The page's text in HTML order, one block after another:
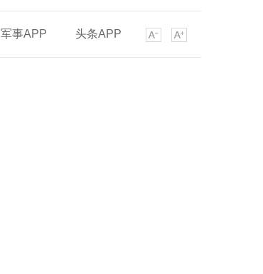
军事APP 头条APP